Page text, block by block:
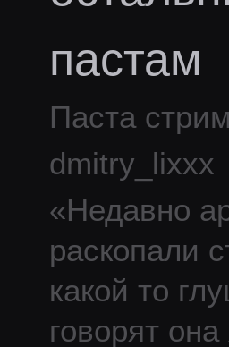
пастам
Паста
dmitry_lixxx
«Недавно
раскопали
какой то
говорят